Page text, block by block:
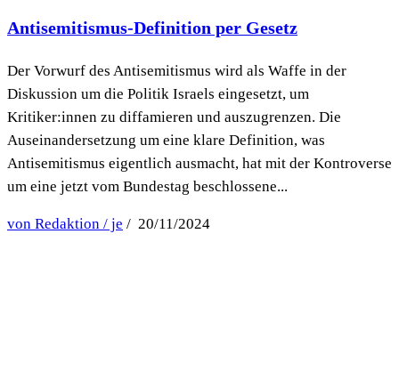
Antisemitismus-Definition per Gesetz
Der Vorwurf des Antisemitismus wird als Waffe in der
Diskussion um die Politik Israels eingesetzt, um
Kritiker:innen zu diffamieren und auszugrenzen. Die
Auseinandersetzung um eine klare Definition, was
Antisemitismus eigentlich ausmacht, hat mit der Kontroverse
um eine jetzt vom Bundestag beschlossene...
von Redaktion / je / 20/11/2024